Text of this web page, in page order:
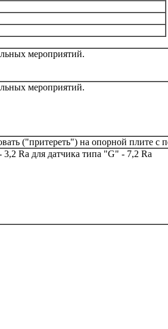
мероприятий.
мероприятий.
("притереть") на опорной
Ra для датчика типа "G" - 7,2 Ra